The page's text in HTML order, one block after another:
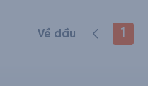
Về đầu 1